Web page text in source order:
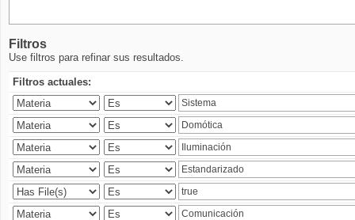
Filtros
Use filtros para refinar sus resultados.
Filtros actuales: